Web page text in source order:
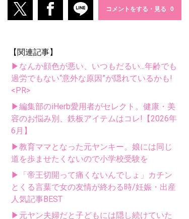
コメントをする・見る
【関連記事】
▶なんか顔色が悪い、いつもだるい...年齢でも
過労でもない“意外な原因”が隠れているかも!
<PR>
▶編集部のiHerb愛用者がセレクト。健康・美
容のお悩み別、鉄板アイテムはコレ!【2026年
6月】
▶教育ママとなった元ヤンキー。娘には同じ
道を歩ませたくないので小学校受験を
▶「帝王切開って痛くないんでしょ」カチン
とくる言葉で女の友情が終わる時/妊娠・出産
人気記事BEST
▶元ヤン夫婦だと子どもには隠し続けていた